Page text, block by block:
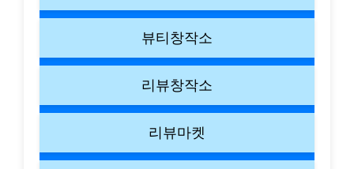
뷰티창작소
리뷰창작소
리뷰마켓